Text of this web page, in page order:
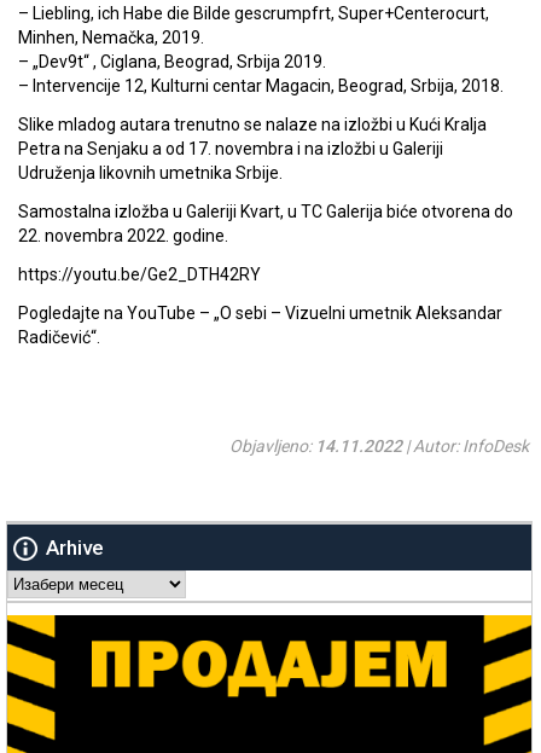
– Liebling, ich Habe die Bilde gescrumpfrt, Super+Centerocurt,
Minhen, Nemačka, 2019.
– „Dev9t“ , Ciglana, Beograd, Srbija 2019.
– Intervencije 12, Kulturni centar Magacin, Beograd, Srbija, 2018.
Slike mladog autara trenutno se nalaze na izložbi u Kući Kralja
Petra na Senjaku a od 17. novembra i na izložbi u Galeriji
Udruženja likovnih umetnika Srbije.
Samostalna izložba u Galeriji Kvart, u TC Galerija biće otvorena do
22. novembra 2022. godine.
https://youtu.be/Ge2_DTH42RY
Pogledajte na YouTube – „O sebi – Vizuelni umetnik Aleksandar
Radičević“.
Objavljeno: 14.11.2022| Autor: InfoDesk
Arhive
Arhive